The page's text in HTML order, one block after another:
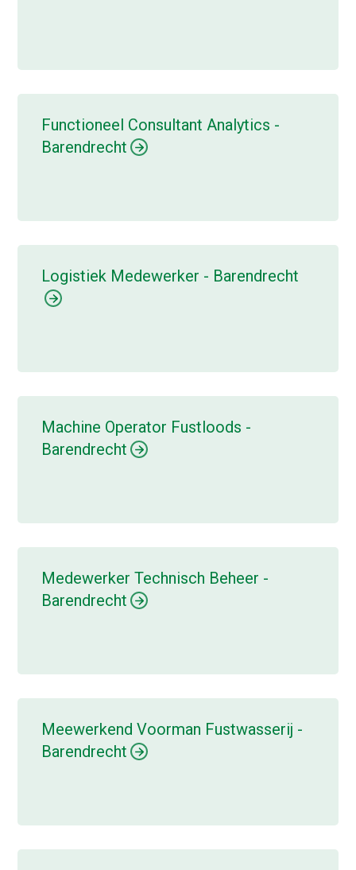
Functioneel Consultant Analytics -
Barendrecht
Logistiek Medewerker - Barendrecht
Machine Operator Fustloods -
Barendrecht
Medewerker Technisch Beheer -
Barendrecht
Meewerkend Voorman Fustwasserij -
Barendrecht